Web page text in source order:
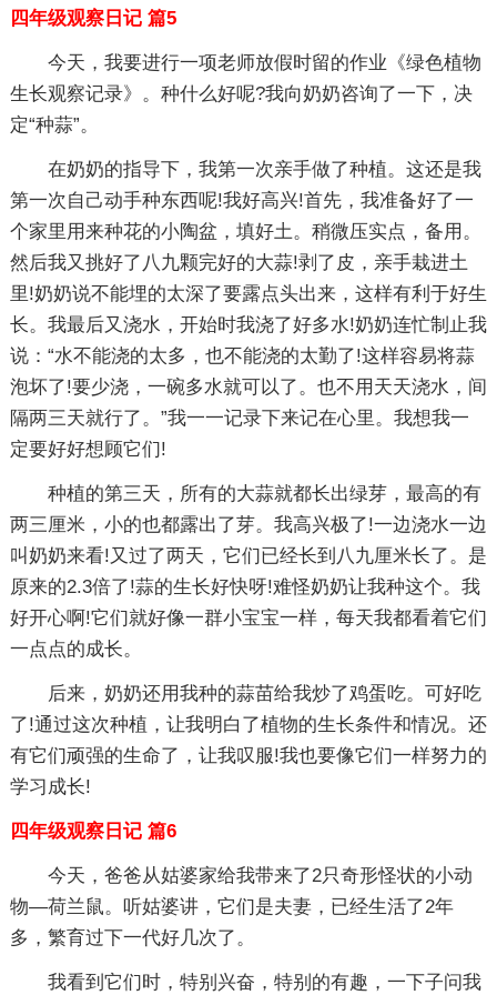
四年级观察日记 篇5
今天，我要进行一项老师放假时留的作业《绿色植物
生长观察记录》。种什么好呢?我向奶奶咨询了一下，决
定“种蒜”。
在奶奶的指导下，我第一次亲手做了种植。这还是我
第一次自己动手种东西呢!我好高兴!首先，我准备好了一
个家里用来种花的小陶盆，填好土。稍微压实点，备用。
然后我又挑好了八九颗完好的大蒜!剥了皮，亲手栽进土
里!奶奶说不能埋的太深了要露点头出来，这样有利于好生
长。我最后又浇水，开始时我浇了好多水!奶奶连忙制止我
说：“水不能浇的太多，也不能浇的太勤了!这样容易将蒜
泡坏了!要少浇，一碗多水就可以了。也不用天天浇水，间
隔两三天就行了。”我一一记录下来记在心里。我想我一
定要好好想顾它们!
种植的第三天，所有的大蒜就都长出绿芽，最高的有
两三厘米，小的也都露出了芽。我高兴极了!一边浇水一边
叫奶奶来看!又过了两天，它们已经长到八九厘米长了。是
原来的2.3倍了!蒜的生长好快呀!难怪奶奶让我种这个。我
好开心啊!它们就好像一群小宝宝一样，每天我都看着它们
一点点的成长。
后来，奶奶还用我种的蒜苗给我炒了鸡蛋吃。可好吃
了!通过这次种植，让我明白了植物的生长条件和情况。还
有它们顽强的生命了，让我叹服!我也要像它们一样努力的
学习成长!
四年级观察日记 篇6
今天，爸爸从姑婆家给我带来了2只奇形怪状的小动
物—荷兰鼠。听姑婆讲，它们是夫妻，已经生活了2年
多，繁育过下一代好几次了。
我看到它们时，特别兴奋，特别的有趣，一下子问我